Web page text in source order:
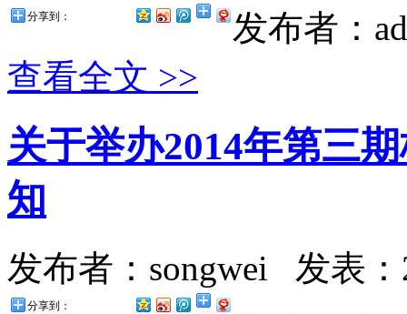
发布者：
分享到：
查看全文 >>
关于举办2014年第三
知
发布者：songwei 发表：
分享到：